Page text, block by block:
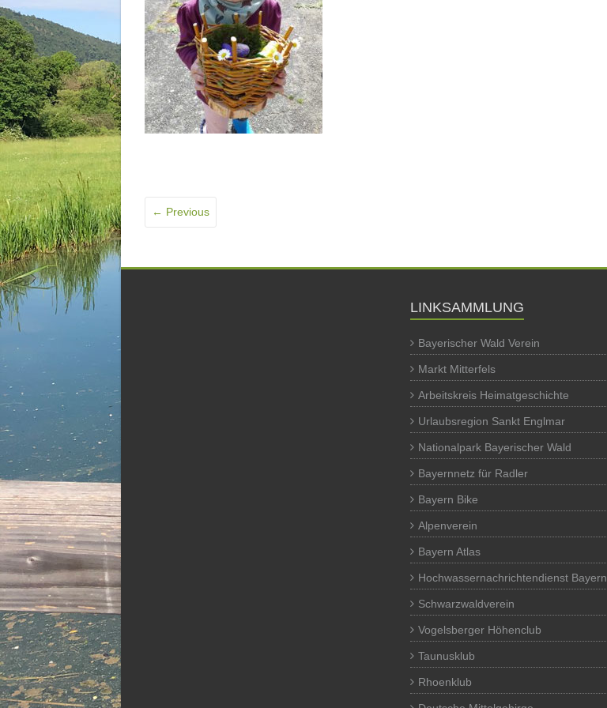
← Previous
LINKSAMMLUNG
Bayerischer Wald Verein
Markt Mitterfels
Arbeitskreis Heimatgeschichte
Urlaubsregion Sankt Englmar
Nationalpark Bayerischer Wald
Bayernnetz für Radler
Bayern Bike
Alpenverein
Bayern Atlas
Hochwassernachrichtendienst Bayern
Schwarzwaldverein
Vogelsberger Höhenclub
Taunusklub
Rhoenklub